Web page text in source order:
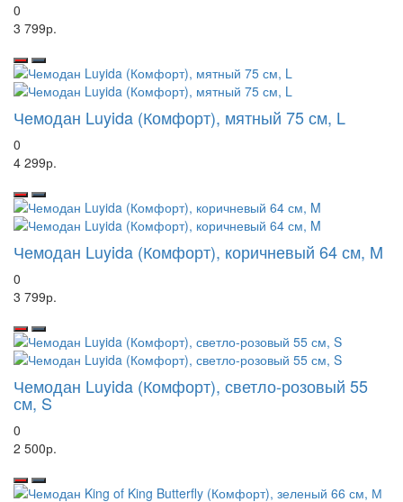
0
3 799р.
Чемодан Luyida (Комфорт), мятный 75 см, L
0
4 299р.
Чемодан Luyida (Комфорт), коричневый 64 см, M
0
3 799р.
Чемодан Luyida (Комфорт), светло-розовый 55
см, S
0
2 500р.